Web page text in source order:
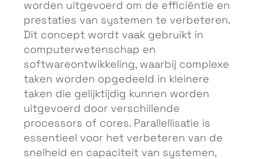
worden uitgevoerd om de efficiëntie en
prestaties van systemen te verbeteren.
Dit concept wordt vaak gebruikt in
computerwetenschap en
softwareontwikkeling, waarbij complexe
taken worden opgedeeld in kleinere
taken die gelijktijdig kunnen worden
uitgevoerd door verschillende
processors of cores. Parallellisatie is
essentieel voor het verbeteren van de
snelheid en capaciteit van systemen,